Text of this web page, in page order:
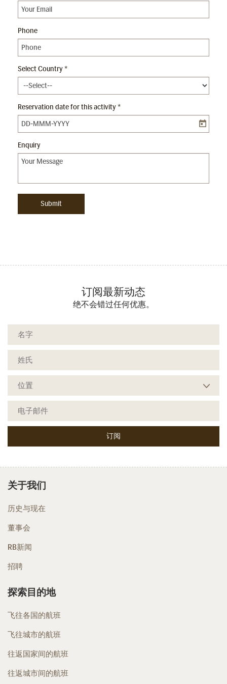
Phone
Select Country *
Reservation date for this activity *
Enquiry
订阅最新动态
绝不会错过任何优惠。
关于我们
历史与现在
董事会
RB新闻
招聘
探索目的地
飞往各国的航班
飞往城市的航班
往返国家间的航班
往返城市间的航班